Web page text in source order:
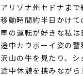
アリゾナ州セドナまで
移動時間約半日かけて
車の運転が好きな私は
途中カウボーイ姿の警
沢山の牛を見たり、シ
途中休憩を挟みながら